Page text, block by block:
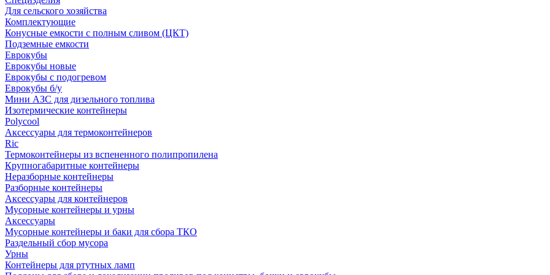
Для сельского хозяйства
Комплектующие
Конусные емкости с полным сливом (ЦКТ)
Подземные емкости
Еврокубы
Еврокубы новые
Еврокубы с подогревом
Еврокубы б/у
Мини АЗС для дизельного топлива
Изотермические контейнеры
Polycool
Аксессуары для термоконтейнеров
Ric
Термоконтейнеры из вспененного полипропилена
Крупногабаритные контейнеры
Неразборные контейнеры
Разборные контейнеры
Аксессуары для контейнеров
Мусорные контейнеры и урны
Аксессуары
Мусорные контейнеры и баки для сбора ТКО
Раздельный сбор мусора
Урны
Контейнеры для ртутных ламп